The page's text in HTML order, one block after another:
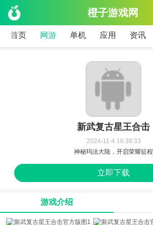
橙子游戏网
首页 网游 单机 应用 资讯
新武复古星王合击
2024-11-4 16:38:33
神秘玛法大陆，开启荣耀征程
立即下载
游戏介绍